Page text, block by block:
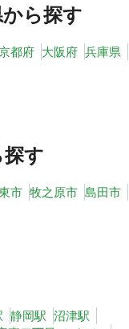
ら探す
都府 大阪府 兵庫県
す
市 牧之原市 島田市
静岡駅 沼津駅